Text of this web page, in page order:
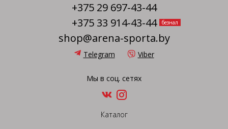
+375 29 697-43-44
+375 33 914-43-44
безнал
shop@arena-sporta.by
Telegram Viber
Мы в соц. сетях
Каталог